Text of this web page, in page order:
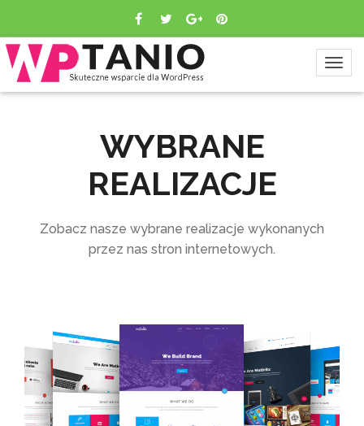
WYBRANE
REALIZACJE
Zobacz nasze wybrane realizacje wykonanych
przez nas stron internetowych.